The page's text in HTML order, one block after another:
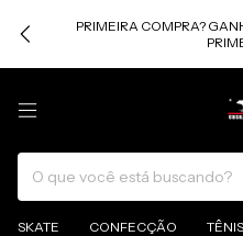
PRIMEIRA COMPRA?
SKATE CONFECÇÃO TÊNIS